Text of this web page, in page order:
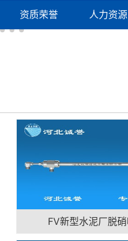
资质荣誉 人力资源
FV新型水泥厂脱